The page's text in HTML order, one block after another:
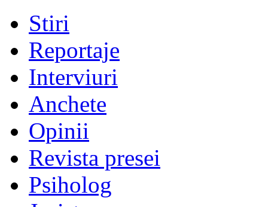
Stiri
Reportaje
Interviuri
Anchete
Opinii
Revista presei
Psiholog